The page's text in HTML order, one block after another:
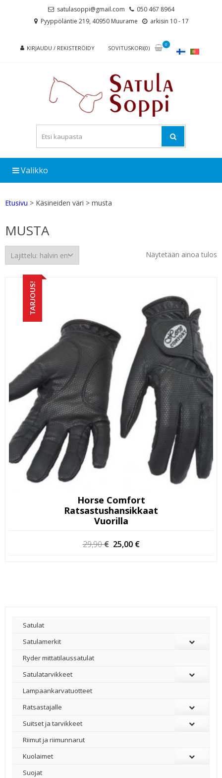
satulasoppi@gmail.com
050 467 8964
Pyyppöläntie 219, 40950 Muurame
arkisin 10 - 17
KIRJAUDU / REKISTERÖIDY SOVITUSKORI(0)
0
Valikko
Etusivu > Käsineiden väri > musta
MUSTA
Näytetään ainoa tulos
TARJOUS!
Horse Comfort
Ratsastushansikkaat
Vuorilla
29,90€ Alkuperäinen
25,00 €
Satulat
Satulamerkit
Ryder mittatilaussatulat
Satulatarvikkeet
–
Lampaankarvatuotteet
Ratsastajalle
Suitset ja tarvikkeet
Riimut ja riimunnarut
Kuolaimet
Suojat